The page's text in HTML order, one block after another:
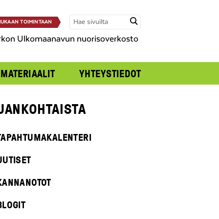
TOIMINTAAN
Ulkomaanavun nuorisoverkosto
MATERIAALIT YHTEYSTIEDOT